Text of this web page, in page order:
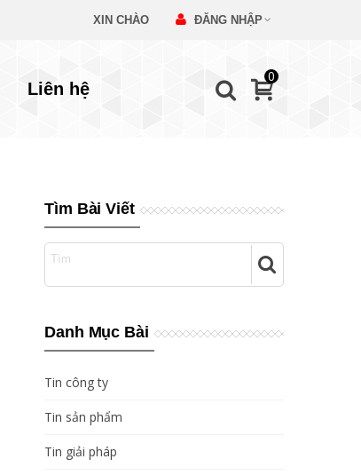
XIN CHÀO ĐĂNG NHẬP
Liên hệ
0
Tìm Bài Viết
Danh Mục Bài
Tin công ty
Tin sản phẩm
Tin giải pháp